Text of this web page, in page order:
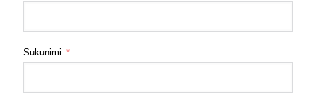
Sukunimi